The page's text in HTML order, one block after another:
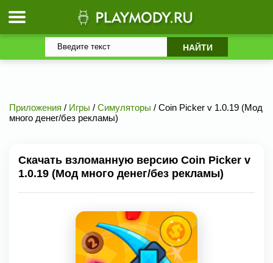
Приложения / Игры / Симуляторы / Coin Picker v 1.0.19 (Мод
много денег/без рекламы)
Скачать взломанную версию Coin Picker v
1.0.19 (Мод много денег/без рекламы)